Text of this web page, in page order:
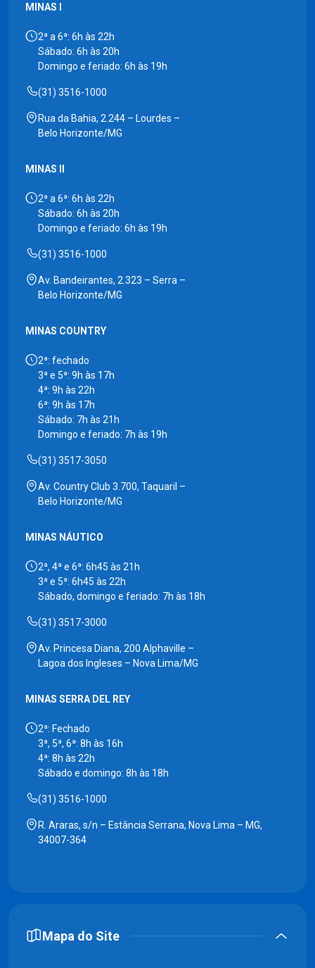
MINAS I
2ª a 6ª: 6h às 22h
Sábado: 6h às 20h
Domingo e feriado: 6h às 19h
(31) 3516-1000
Rua da Bahia, 2.244 – Lourdes –
Belo Horizonte/MG
MINAS II
2ª a 6ª: 6h às 22h
Sábado: 6h às 20h
Domingo e feriado: 6h às 19h
(31) 3516-1000
Av. Bandeirantes, 2.323 – Serra –
Belo Horizonte/MG
MINAS COUNTRY
2ª: fechado
3ª e 5ª: 9h às 17h
4ª: 9h às 22h
6ª: 9h às 17h
Sábado: 7h às 21h
Domingo e feriado: 7h às 19h
(31) 3517-3050
Av. Country Club 3.700, Taquaril –
Belo Horizonte/MG
MINAS NÁUTICO
2ª, 4ª e 6ª: 6h45 às 21h
3ª e 5ª: 6h45 às 22h
Sábado, domingo e feriado: 7h às 18h
(31) 3517-3000
Av. Princesa Diana, 200 Alphaville –
Lagoa dos Ingleses – Nova Lima/MG
MINAS SERRA DEL REY
2ª: Fechado
3ª, 5ª, 6ª: 8h às 16h
4ª: 8h às 22h
Sábado e domingo: 8h às 18h
(31) 3516-1000
R. Araras, s/n – Estância Serrana, Nova Lima – MG,
34007-364
Mapa do Site